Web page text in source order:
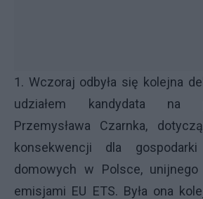
1. Wczoraj odbyła się kolejna
udziałem kandydata na
Przemysława Czarnka,
konsekwencji dla
domowych w Polsce,
emisjami EU ETS. Była ona